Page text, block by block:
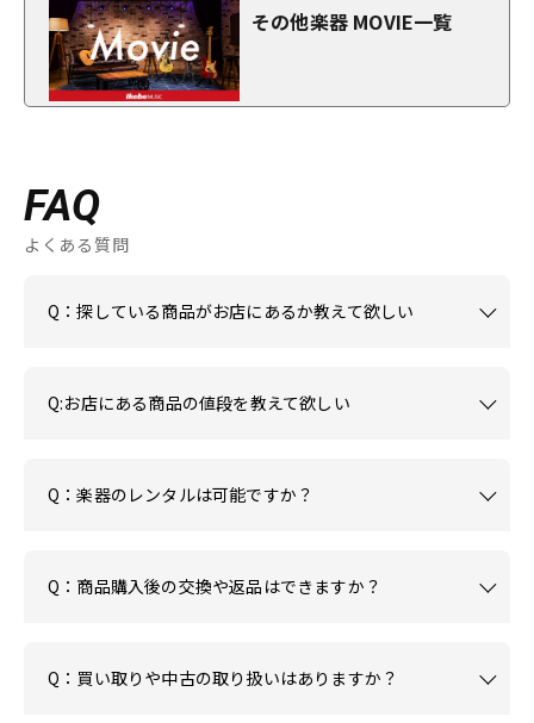
その他楽器 MOVIE一覧
FAQ
よくある質問
Q：探している商品がお店にあるか教えて欲しい
Q:お店にある商品の値段を教えて欲しい
Q：楽器のレンタルは可能ですか？
Q：商品購入後の交換や返品はできますか？
Q：買い取りや中古の取り扱いはありますか？